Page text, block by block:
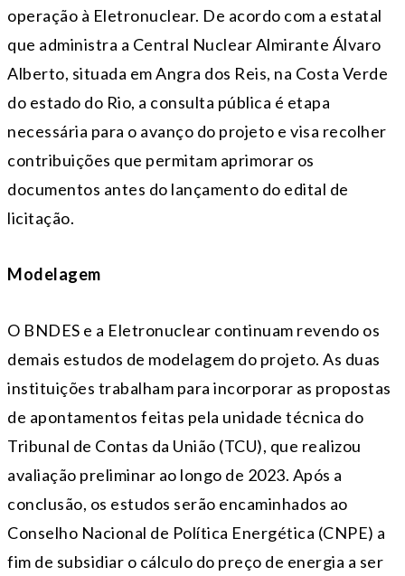
operação à Eletronuclear. De acordo com a estatal
que administra a Central Nuclear Almirante Álvaro
Alberto, situada em Angra dos Reis, na Costa Verde
do estado do Rio, a consulta pública é etapa
necessária para o avanço do projeto e visa recolher
contribuições que permitam aprimorar os
documentos antes do lançamento do edital de
licitação.
Modelagem
O BNDES e a Eletronuclear continuam revendo os
demais estudos de modelagem do projeto. As duas
instituições trabalham para incorporar as propostas
de apontamentos feitas pela unidade técnica do
Tribunal de Contas da União (TCU), que realizou
avaliação preliminar ao longo de 2023. Após a
conclusão, os estudos serão encaminhados ao
Conselho Nacional de Política Energética (CNPE) a
fim de subsidiar o cálculo do preço de energia a ser